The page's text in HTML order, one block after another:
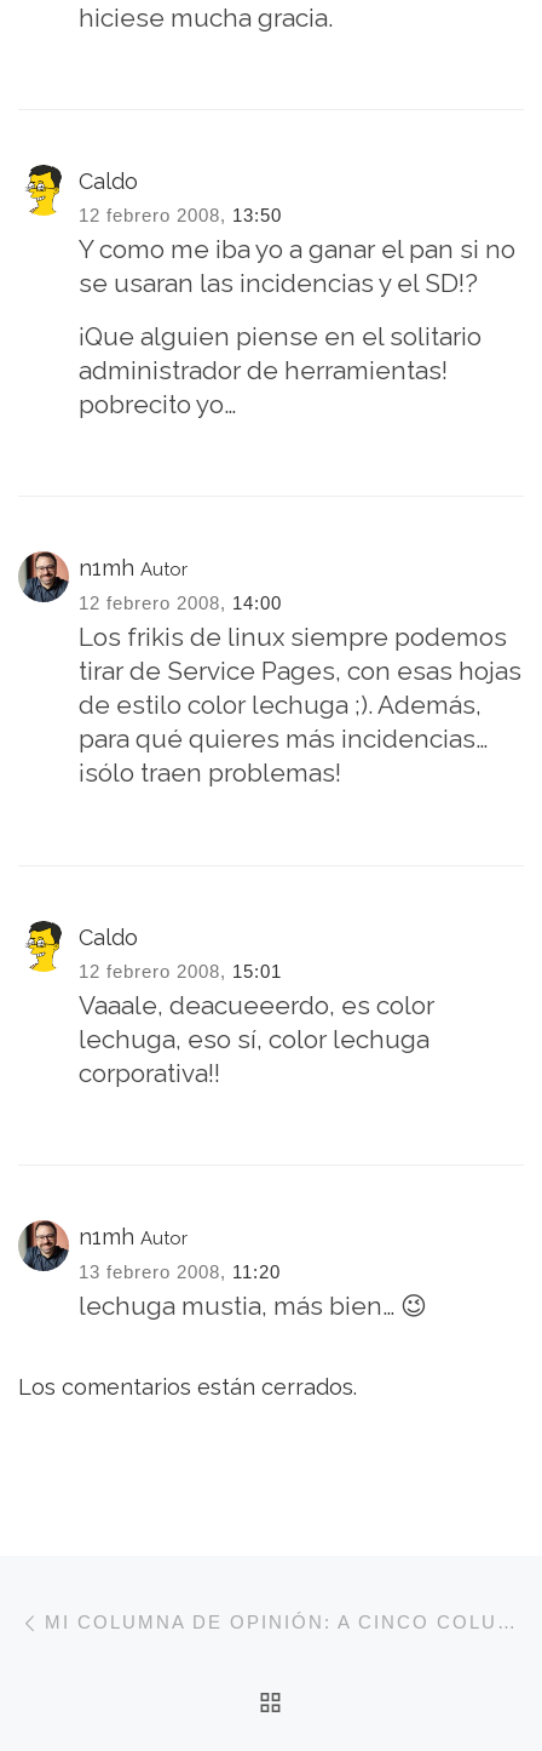
hiciese mucha gracia.
Caldo
12 febrero 2008, 13:50
Y como me iba yo a ganar el pan si no
se usaran las incidencias y el SD!?
¡Que alguien piense en el solitario
administrador de herramientas!
pobrecito yo…
n1mh Autor
12 febrero 2008, 14:00
Los frikis de linux siempre podemos
tirar de Service Pages, con esas hojas
de estilo color lechuga ;). Además,
para qué quieres más incidencias…
¡sólo traen problemas!
Caldo
12 febrero 2008, 15:01
Vaaale, deacueeerdo, es color
lechuga, eso sí, color lechuga
corporativa!!
n1mh Autor
13 febrero 2008, 11:20
lechuga mustia, más bien… 😉
Los comentarios están cerrados.
Navegación de entradasMI COLUMNA DE OPINIÓN: A CINCO COLUMNAS